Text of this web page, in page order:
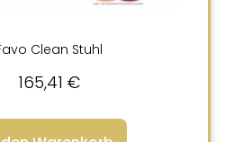
Clean Stuhl
165,41 €